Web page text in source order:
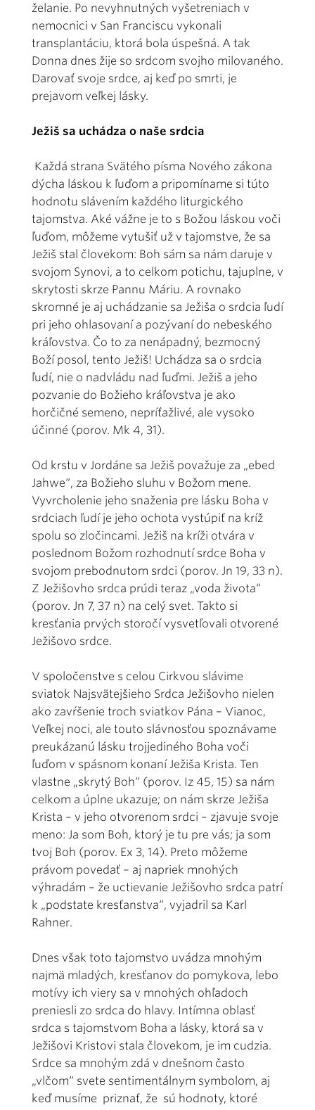
želanie. Po nevyhnutných vyšetreniach v
nemocnici v San Franciscu vykonali
transplantáciu, ktorá bola úspešná. A tak
Donna dnes žije so srdcom svojho milovaného.
Darovať svoje srdce, aj keď po smrti, je
prejavom veľkej lásky.
Ježiš sa uchádza o naše srdcia
Každá strana Svätého písma Nového zákona
dýcha láskou k ľuďom a pripomíname si túto
hodnotu slávením každého liturgického
tajomstva. Aké vážne je to s Božou láskou voči
ľuďom, môžeme vytušiť už v tajomstve, že sa
Ježiš stal človekom: Boh sám sa nám daruje v
svojom Synovi, a to celkom potichu, tajuplne, v
skrytosti skrze Pannu Máriu. A rovnako
skromné je aj uchádzanie sa Ježiša o srdcia ľudí
pri jeho ohlasovaní a pozývaní do nebeského
kráľovstva. Čo to za nenápadný, bezmocný
Boží posol, tento Ježiš! Uchádza sa o srdcia
ľudí, nie o nadvládu nad ľuďmi. Ježiš a jeho
pozvanie do Božieho kráľovstva je ako
horčičné semeno, nepríťažlivé, ale vysoko
účinné (porov. Mk 4, 31).
Od krstu v Jordáne sa Ježiš považuje za „ebed
Jahwe“, za Božieho sluhu v Božom mene.
Vyvrcholenie jeho snaženia pre lásku Boha v
srdciach ľudí je jeho ochota vystúpiť na kríž
spolu so zločincami. Ježiš na kríži otvára v
poslednom Božom rozhodnutí srdce Boha v
svojom prebodnutom srdci (porov. Jn 19, 33 n).
Z Ježišovho srdca prúdi teraz „voda života“
(porov. Jn 7, 37 n) na celý svet. Takto si
kresťania prvých storočí vysvetľovali otvorené
Ježišovo srdce.
V spoločenstve s celou Cirkvou slávime
sviatok Najsvätejšieho Srdca Ježišovho nielen
ako zavŕšenie troch sviatkov Pána – Vianoc,
Veľkej noci, ale touto slávnosťou spoznávame
preukázanú lásku trojjediného Boha voči
ľuďom v spásnom konaní Ježiša Krista. Ten
vlastne „skrytý Boh“ (porov. Iz 45, 15) sa nám
celkom a úplne ukazuje; on nám skrze Ježiša
Krista – v jeho otvorenom srdci – zjavuje svoje
meno: Ja som Boh, ktorý je tu pre vás; ja som
tvoj Boh (porov. Ex 3, 14). Preto môžeme
právom povedať – aj napriek mnohých
výhradám – že uctievanie Ježišovho srdca patrí
k „podstate kresťanstva“, vyjadril sa Karl
Rahner.
Dnes však toto tajomstvo uvádza mnohým
najmä mladých, kresťanov do pomykova, lebo
motívy ich viery sa v mnohých ohľadoch
preniesli zo srdca do hlavy. Intímna oblasť
srdca s tajomstvom Boha a lásky, ktorá sa v
Ježišovi Kristovi stala človekom, je im cudzia.
Srdce sa mnohým zdá v dnešnom často
„vlčom“ svete sentimentálnym symbolom, aj
keď musíme priznať, že sú hodnoty, ktoré